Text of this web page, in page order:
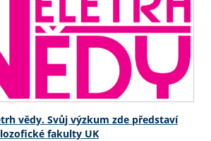
vědy. Svůj výzkum zde představí
fakulty UK